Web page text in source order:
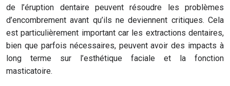
de l’éruption dentaire peuvent résoudre les problèmes
d’encombrement avant qu’ils ne deviennent critiques. Cela
est particulièrement important car les extractions dentaires,
bien que parfois nécessaires, peuvent avoir des impacts à
long terme sur l’esthétique faciale et la fonction
masticatoire.